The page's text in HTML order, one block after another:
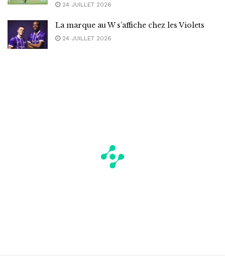
24 JUILLET 2026
La marque au W s’affiche chez les Violets
24 JUILLET 2026